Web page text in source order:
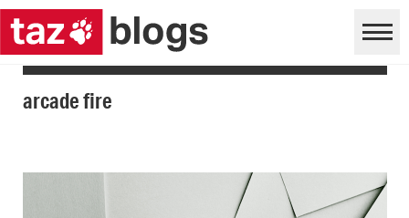
arcade fire